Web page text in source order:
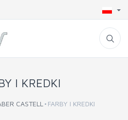
I KREDKI
CASTELL FARBY I KREDKI